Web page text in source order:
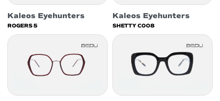
Kaleos Eyehunters
ROGERS 5
Kaleos Eyehunters
SHETTY C008